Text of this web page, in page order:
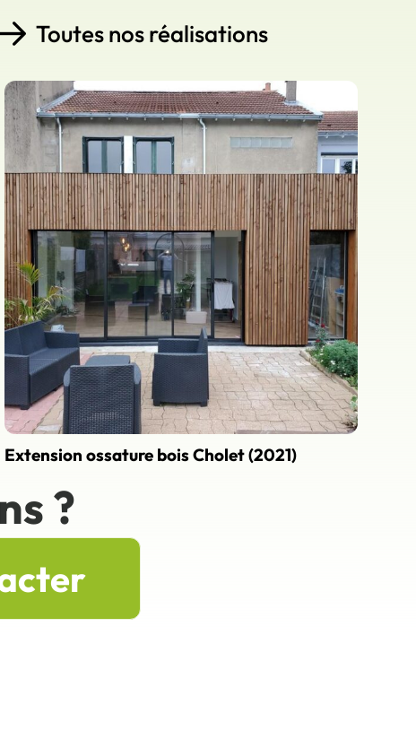
Toutes nos réalisations
Extension ossature bois Cholet (2021)
?